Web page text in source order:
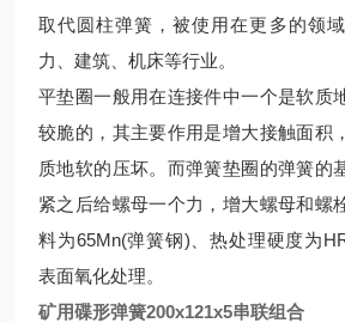
取代圆柱弹簧，被使用在更多的领
力、建筑、机床等行业。
平垫圈一般用在连接件中一个是软质
较脆的，其主要作用是增大接触面积
质地软的压坏。而弹簧垫圈的弹簧的
紧之后给螺母一个力，增大螺母和螺
料为65Mn(弹簧钢)、热处理硬度为
表面氧化处理。
矿用碟形弹簧200x121x5串联组合